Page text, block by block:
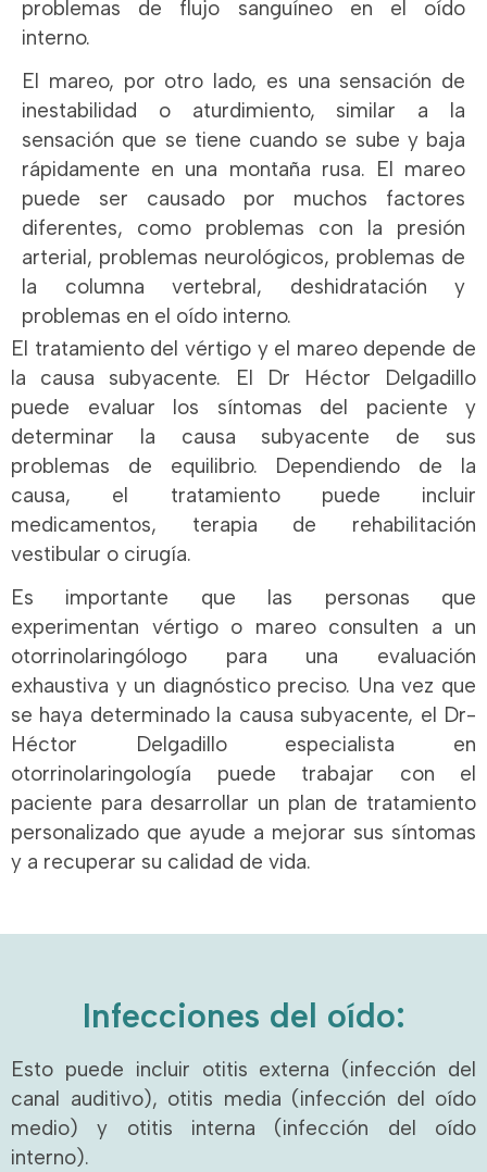
problemas de flujo sanguíneo en el oído
interno.
El mareo, por otro lado, es una sensación de
inestabilidad o aturdimiento, similar a la
sensación que se tiene cuando se sube y baja
rápidamente en una montaña rusa. El mareo
puede ser causado por muchos factores
diferentes, como problemas con la presión
arterial, problemas neurológicos, problemas de
la columna vertebral, deshidratación y
problemas en el oído interno.
El tratamiento del vértigo y el mareo depende de
la causa subyacente. El Dr Héctor Delgadillo
puede evaluar los síntomas del paciente y
determinar la causa subyacente de sus
problemas de equilibrio. Dependiendo de la
causa, el tratamiento puede incluir
medicamentos, terapia de rehabilitación
vestibular o cirugía.
Es importante que las personas que
experimentan vértigo o mareo consulten a un
otorrinolaringólogo para una evaluación
exhaustiva y un diagnóstico preciso. Una vez que
se haya determinado la causa subyacente, el Dr-
Héctor Delgadillo especialista en
otorrinolaringología puede trabajar con el
paciente para desarrollar un plan de tratamiento
personalizado que ayude a mejorar sus síntomas
y a recuperar su calidad de vida.
Infecciones del oído:
Esto puede incluir otitis externa (infección del
canal auditivo), otitis media (infección del oído
medio) y otitis interna (infección del oído
interno).